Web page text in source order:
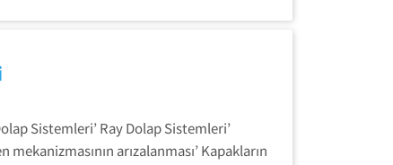
Sistemleri’ Ray Dolap Sistemleri’
arızalanması’ Kapakların